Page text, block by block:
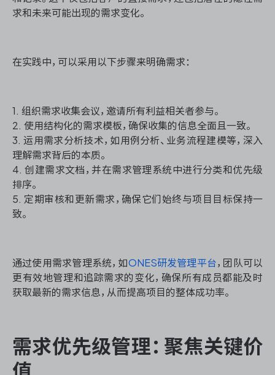
求和未来可能出现的需求变化。
在实践中，可以采用以下步骤来明确需求：
1. 组织需求收集会议，邀请所有利益相关者参与。
2. 使用结构化的需求模板，确保收集的信息全面且一致。
3. 运用需求分析技术，如用例分析、业务流程建模等，深入
理解需求背后的本质。
4. 创建需求文档，并在需求管理系统中进行分类和优先级
排序。
5. 定期审核和更新需求，确保它们始终与项目目标保持一
致。
通过使用需求管理系统，如ONES研发管理平台，团队可以
更有效地管理和追踪需求的变化，确保所有成员都能及时
获取最新的需求信息，从而提高项目的整体成功率。
需求优先级管理：聚焦关键价
值